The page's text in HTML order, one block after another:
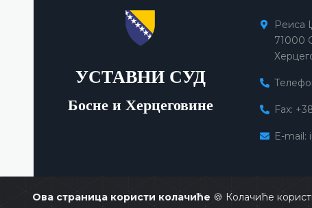
Ова страница користи колачиће 🍪 Колачиће
УСТАВНИ СУД
Босне и Херцеговине
Реиса
71000
Fax:
E-mail: